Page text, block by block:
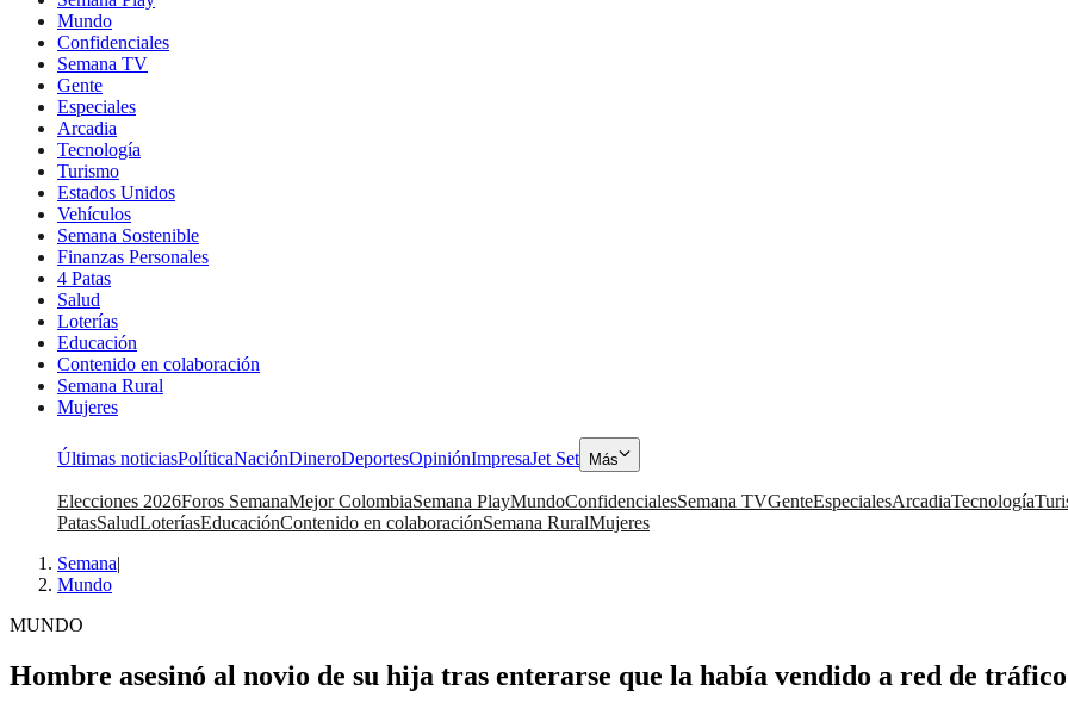
Mundo
Confidenciales
Semana TV
Gente
Especiales
Arcadia
Tecnología
Turismo
Estados Unidos
Vehículos
Semana Sostenible
Finanzas Personales
4 Patas
Salud
Loterías
Educación
Contenido en colaboración
Semana Rural
Mujeres
Últimas noticiasPolíticaNaciónDineroDeportesOpiniónImpresaJet Set Más
Elecciones 2026Foros SemanaMejor ColombiaSemana PlayMundoConfidencialesSemana TVGenteEspecialesArcadiaTecnología
PatasSaludLoteríasEducaciónContenido en colaboraciónSemana RuralMujeres
Semana|
Mundo
MUNDO
Hombre asesinó al novio de su hija tras enterarse que la había vendido a red de